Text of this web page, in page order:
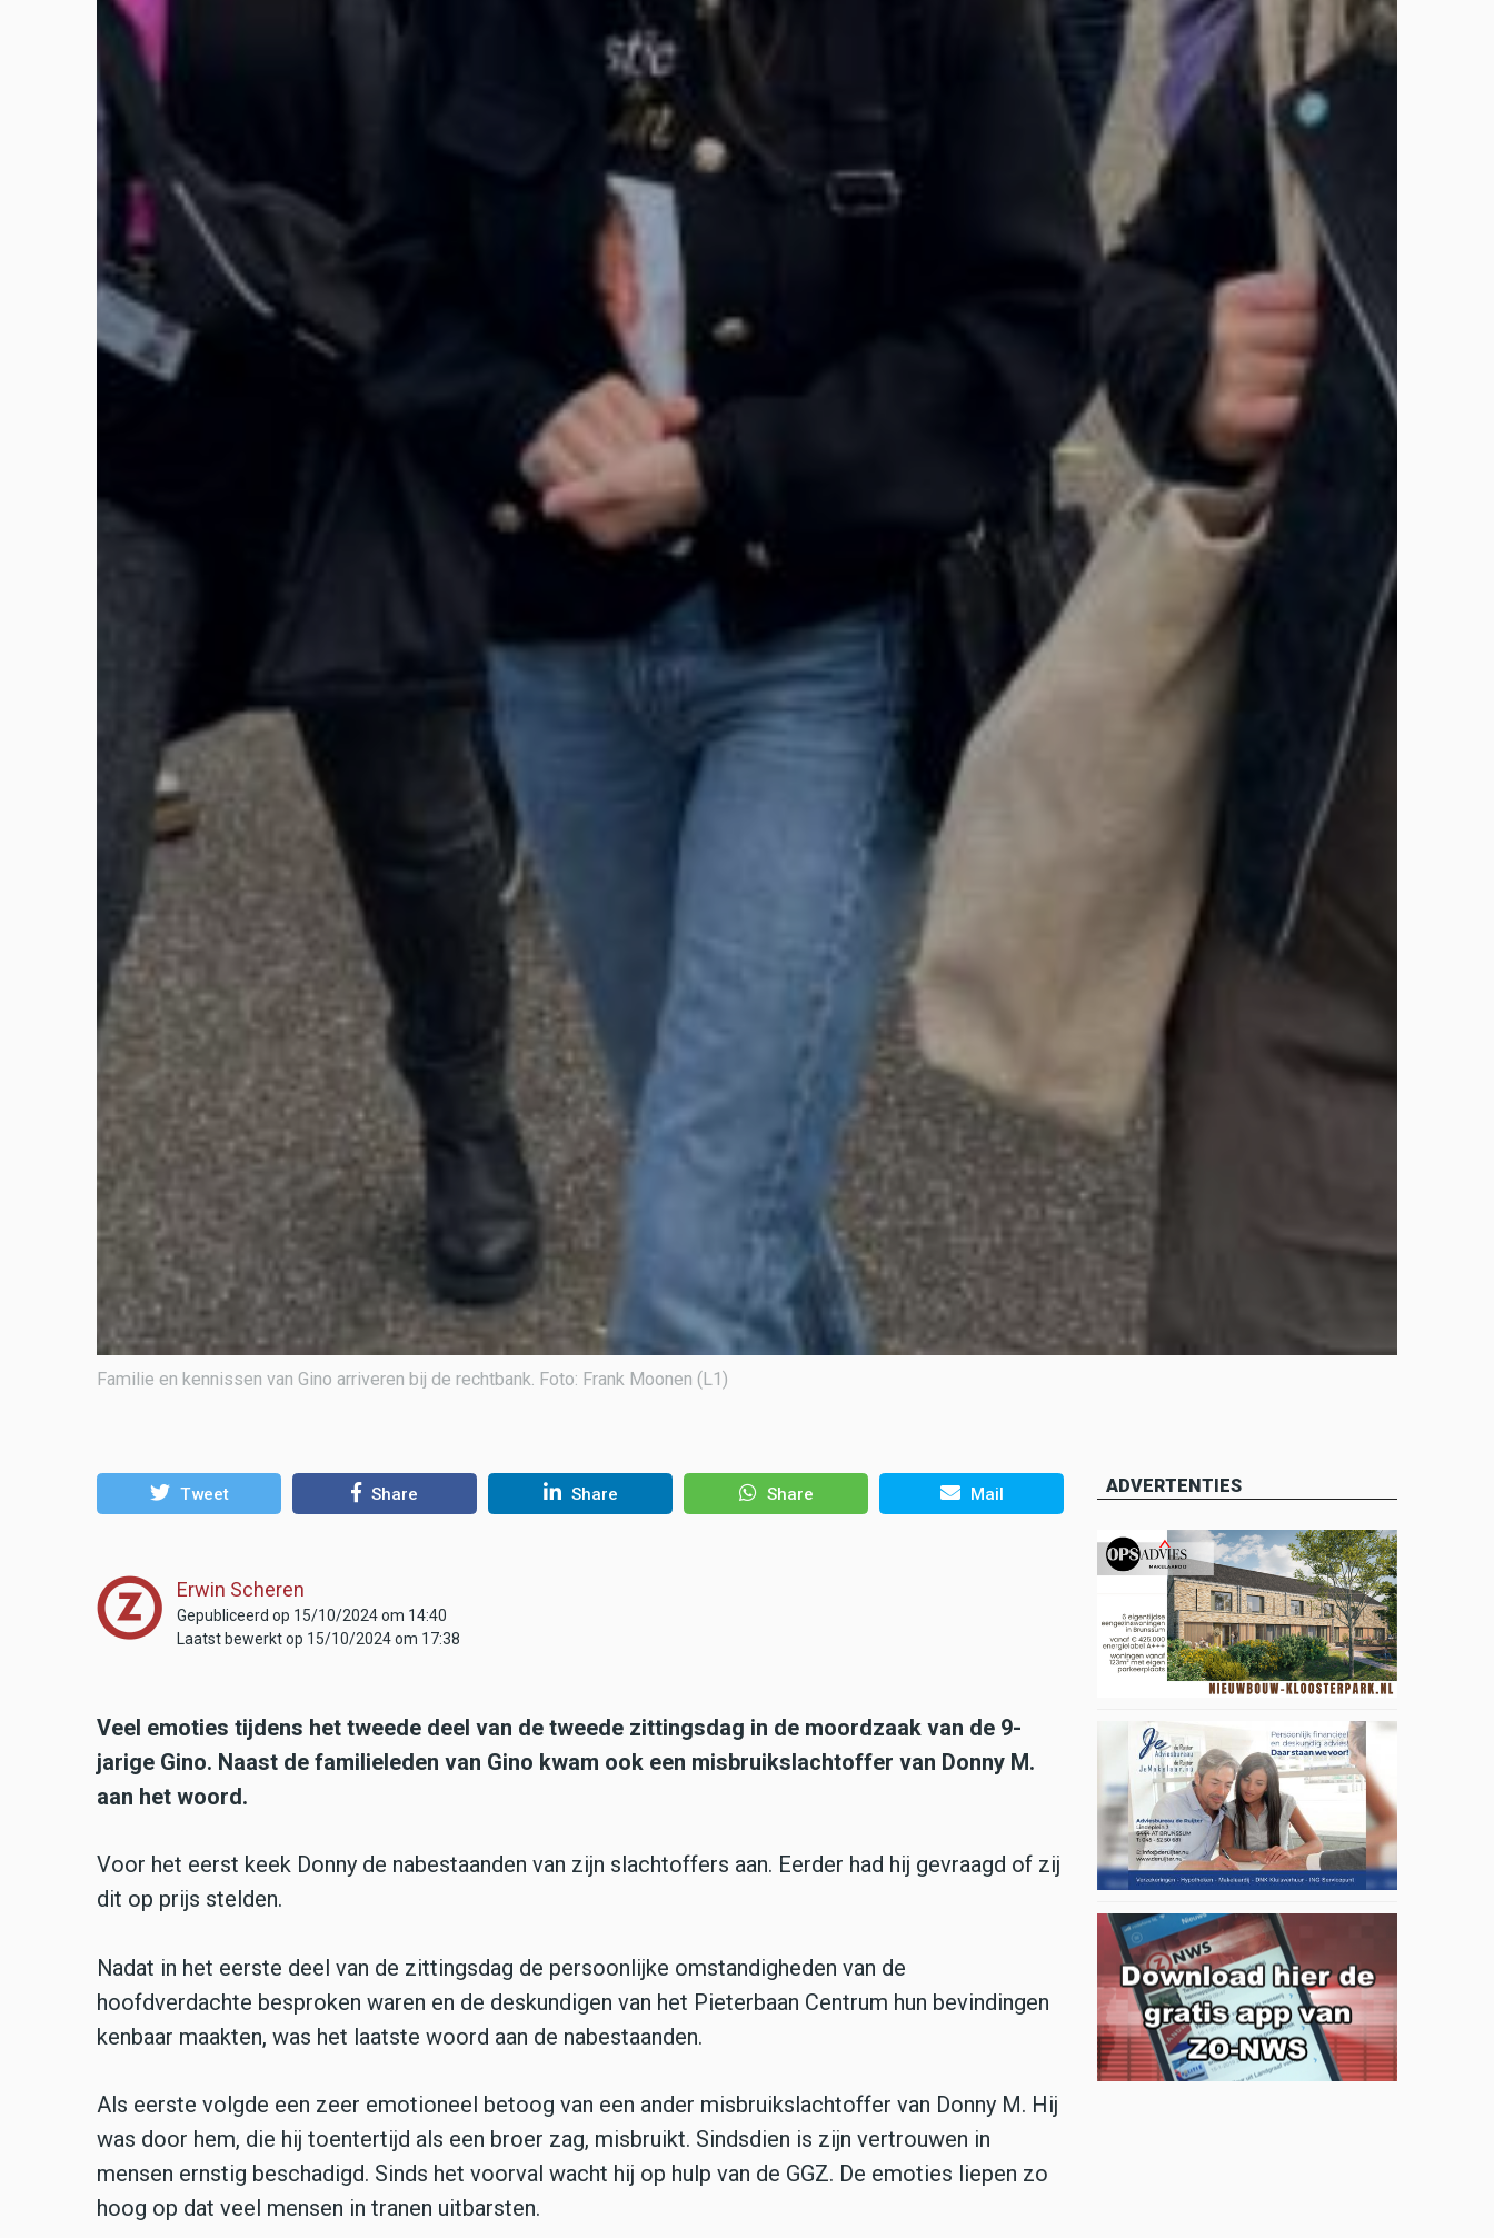
Familie en kennissen van Gino arriveren bij de rechtbank. Foto: Frank Moonen (L1)
Tweet Share Share Share Mail
Erwin Scheren
Gepubliceerd op 15/10/2024 om 14:40
Laatst bewerkt op 15/10/2024 om 17:38
Veel emoties tijdens het tweede deel van de tweede zittingsdag in de moordzaak van de 9-
jarige Gino. Naast de familieleden van Gino kwam ook een misbruikslachtoffer van Donny M.
aan het woord.
Voor het eerst keek Donny de nabestaanden van zijn slachtoffers aan. Eerder had hij gevraagd of zij
dit op prijs stelden.
Nadat in het eerste deel van de zittingsdag de persoonlijke omstandigheden van de
hoofdverdachte besproken waren en de deskundigen van het Pieterbaan Centrum hun bevindingen
kenbaar maakten, was het laatste woord aan de nabestaanden.
Als eerste volgde een zeer emotioneel betoog van een ander misbruikslachtoffer van Donny M. Hij
was door hem, die hij toentertijd als een broer zag, misbruikt. Sindsdien is zijn vertrouwen in
mensen ernstig beschadigd. Sinds het voorval wacht hij op hulp van de GGZ. De emoties liepen zo
hoog op dat veel mensen in tranen uitbarsten.
ADVERTENTIES